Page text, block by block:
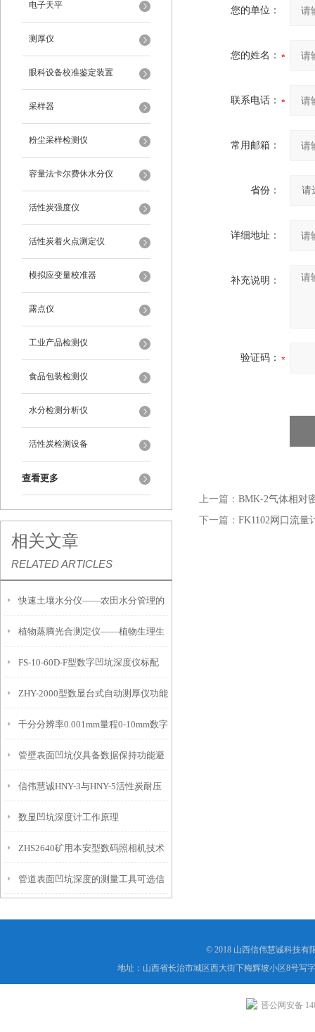
电子天平
测厚仪
眼科设备校准鉴定装置
采样器
粉尘采样检测仪
容量法卡尔费休水分仪
活性炭强度仪
活性炭着火点测定仪
模拟应变量校准器
露点仪
工业产品检测仪
食品包装检测仪
水分检测分析仪
活性炭检测设备
查看更多
相关文章
RELATED ARTICLES
快速土壤水分仪——农田水分管理的
便携式检测工具
植物蒸腾光合测定仪——植物生理生
态的实时监测设备
FS-10-60D-F型数字凹坑深度仪标配
IP54级表头分辨率0.01mm量程
10mm！
ZHY-2000型数显台式自动测厚仪功能
特点
千分分辨率0.001mm量程0-10mm数字
埋头度仪技术参数！
管壁表面凹坑仪具备数据保持功能避
免测试过程中测针移动导致数据变动
信伟慧诚HNY-3与HNY-5活性炭耐压
强度测定仪技术参数！
数显凹坑深度计工作原理
ZHS2640矿用本安型数码照相机技术
参数！
管道表面凹坑深度的测量工具可选信
您的单位：
您的姓名：
联系电话：
常用邮箱：
省份：
详细地址：
补充说明：
验证码：
上一篇： BMK-2气体相对
下一篇： FK1102网口流量
© 2018 山西信伟慧诚科技有
地址：山西省长治市城区西大街下梅辉坡小区8号写
晋公网安备